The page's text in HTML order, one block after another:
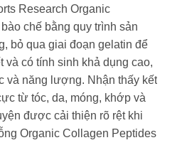
Research Organic
chế bằng quy trình sản
bỏ qua giai đoạn gelatin để
và có tính sinh khả dụng cao,
và năng lượng. Nhận thấy kết
từ tóc, da, móng, khớp và
được cải thiện rõ rệt khi
Organic Collagen Peptides